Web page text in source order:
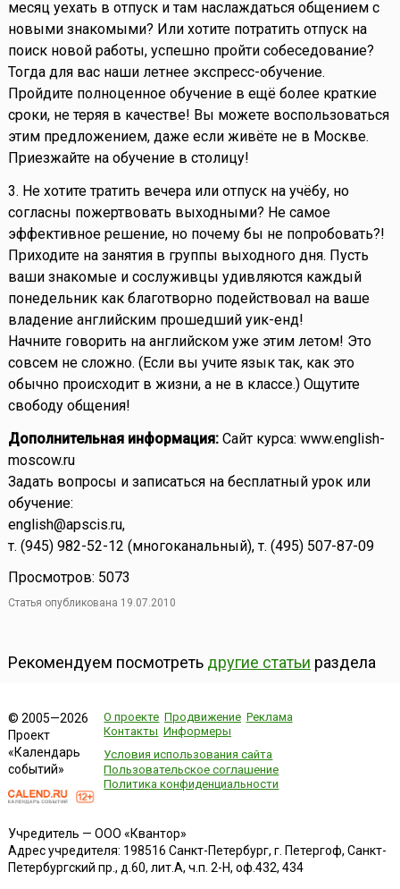
месяц уехать в отпуск и там наслаждаться общением с
новыми знакомыми? Или хотите потратить отпуск на
поиск новой работы, успешно пройти собеседование?
Тогда для вас наши летнее экспресс-обучение.
Пройдите полноценное обучение в ещё более краткие
сроки, не теряя в качестве! Вы можете воспользоваться
этим предложением, даже если живёте не в Москве.
Приезжайте на обучение в столицу!
3. Не хотите тратить вечера или отпуск на учёбу, но
согласны пожертвовать выходными? Не самое
эффективное решение, но почему бы не попробовать?!
Приходите на занятия в группы выходного дня. Пусть
ваши знакомые и сослуживцы удивляются каждый
понедельник как благотворно подействовал на ваше
владение английским прошедший уик-енд!
Начните говорить на английском уже этим летом! Это
совсем не сложно. (Если вы учите язык так, как это
обычно происходит в жизни, а не в классе.) Ощутите
свободу общения!
Дополнительная информация:Сайт курса: www.english-
moscow.ru
Задать вопросы и записаться на бесплатный урок или
обучение:
english@apscis.ru,
т. (945) 982-52-12 (многоканальный), т. (495) 507-87-09
Просмотров: 5073
Статья опубликована 19.07.2010
Рекомендуем посмотреть другие статьи раздела
© 2005—2026
Проект
«Календарь
событий»
О проекте Продвижение Реклама
Контакты Информеры
Условия использования сайта
Пользовательское соглашение
Политика конфиденциальности
Учредитель — ООО «Квантор»
Адрес учредителя: 198516 Санкт-Петербург, г. Петергоф, Санкт-
Петербургский пр., д.60, лит.А, ч.п. 2-Н, оф.432, 434